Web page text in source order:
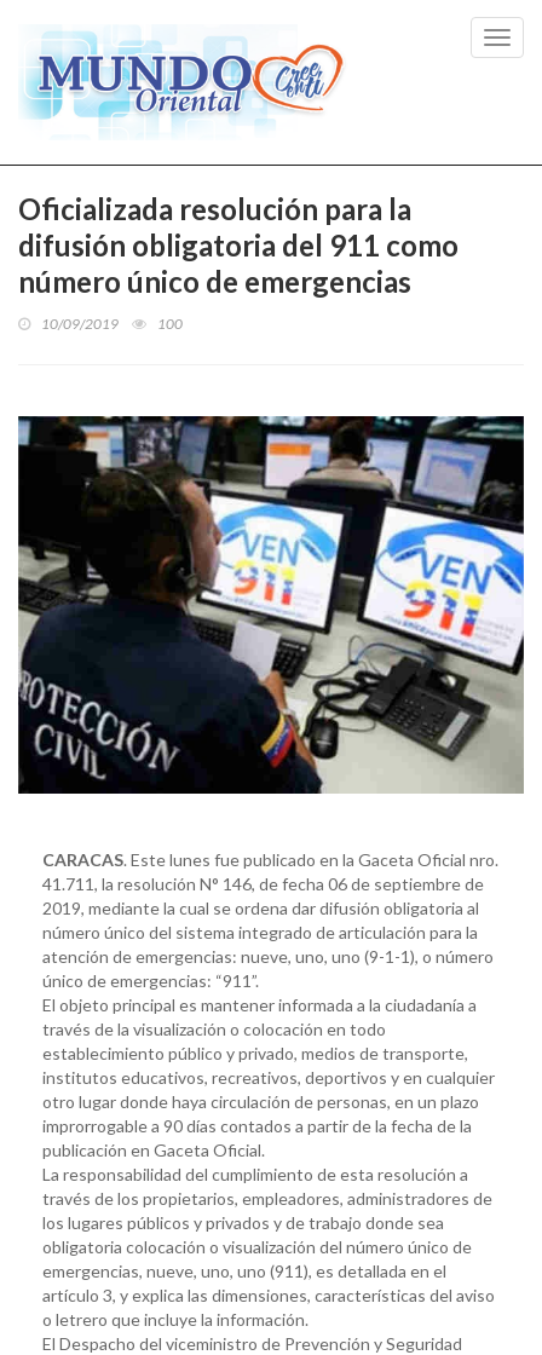
Oficializada resolución para la
difusión obligatoria del 911 como
número único de emergencias
10/09/2019 100
CARACAS. Este lunes fue publicado en la Gaceta Oficial nro.
41.711, la resolución N° 146, de fecha 06 de septiembre de
2019, mediante la cual se ordena dar difusión obligatoria al
número único del sistema integrado de articulación para la
atención de emergencias: nueve, uno, uno (9-1-1), o número
único de emergencias: “911”.
El objeto principal es mantener informada a la ciudadanía a
través de la visualización o colocación en todo
establecimiento público y privado, medios de transporte,
institutos educativos, recreativos, deportivos y en cualquier
otro lugar donde haya circulación de personas, en un plazo
improrrogable a 90 días contados a partir de la fecha de la
publicación en Gaceta Oficial.
La responsabilidad del cumplimiento de esta resolución a
través de los propietarios, empleadores, administradores de
los lugares públicos y privados y de trabajo donde sea
obligatoria colocación o visualización del número único de
emergencias, nueve, uno, uno (911), es detallada en el
artículo 3, y explica las dimensiones, características del aviso
o letrero que incluye la información.
El Despacho del viceministro de Prevención y Seguridad